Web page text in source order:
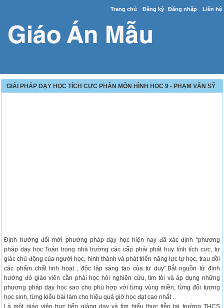
Trang chủ Đăng ký Đăng nhập Liên hệ
GIẢI PHÁP DẠY HỌC TÍCH CỰC PHÂN MÔN HÌNH HỌC 9 - PHẠM VĂN SỸ
Định hướng đổi mới phương pháp dạy học hiện nay đã xác định “phương
pháp dạy học Toán trong nhà trường các cấp phải phát huy tính tích cực, tự
giác chủ động của người học, hình thành và phát triển năng lực tự học, trau dồi
các phẩm chất linh hoạt , độc lập sáng tao của tư duy”.Bắt nguồn từ định
hướng đó giáo viên cần phải học hỏi nghiên cứu, tìm tòi và áp dụng những
phương pháp dạy học sao cho phù hợp với từng vùng miền, từng đối tượng
học sinh, từng kiểu bài làm cho hiệu quả giờ học đạt cao nhất .
Là một giáo viên trực tiếp giảng dạy và tìm hiểu thực tiễn tại trường THCS